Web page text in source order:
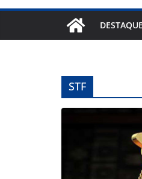
DESTAQUE
STF